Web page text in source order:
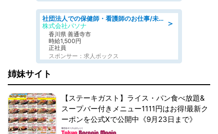
＞
社団法人での保健師・看護師のお仕事/未経験OK/要資格:普通免許、保健師、正看護師
株式会社パソナ
香川県 善通寺市
時給1,500円
正社員
スポンサー：求人ボックス
姉妹サイト
【ステーキガスト】ライス・パン食べ放題&
スープバー付きメニュー1111円はお得!最新ク
ーポンを公式Xで公開中《9月23日まで》